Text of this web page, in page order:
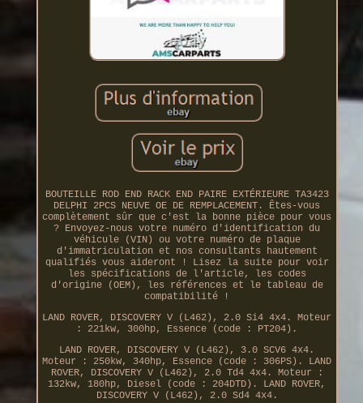
BOUTEILLE ROD END RACK END PAIRE EXTÉRIEURE TA3423
DELPHI 2PCS NEUVE OE DE REMPLACEMENT. Êtes-vous
complètement sûr que c'est la bonne pièce pour vous
? Envoyez-nous votre numéro d'identification du
véhicule (VIN) ou votre numéro de plaque
d'immatriculation et nos consultants hautement
qualifiés vous aideront ! Lisez la suite pour voir
les spécifications de l'article, les codes
d'origine (OEM), les références et le tableau de
compatibilité !
LAND ROVER, DISCOVERY V (L462), 2.0 Si4 4x4. Moteur
: 221kw, 300hp, Essence (code : PT204).
LAND ROVER, DISCOVERY V (L462), 3.0 SCV6 4x4.
Moteur : 250kw, 340hp, Essence (code : 306PS). LAND
ROVER, DISCOVERY V (L462), 2.0 Td4 4x4. Moteur :
132kw, 180hp, Diesel (code : 204DTD). LAND ROVER,
DISCOVERY V (L462), 2.0 Sd4 4x4.